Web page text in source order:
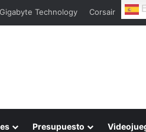
Gigabyte Technology Corsair
Presupuesto